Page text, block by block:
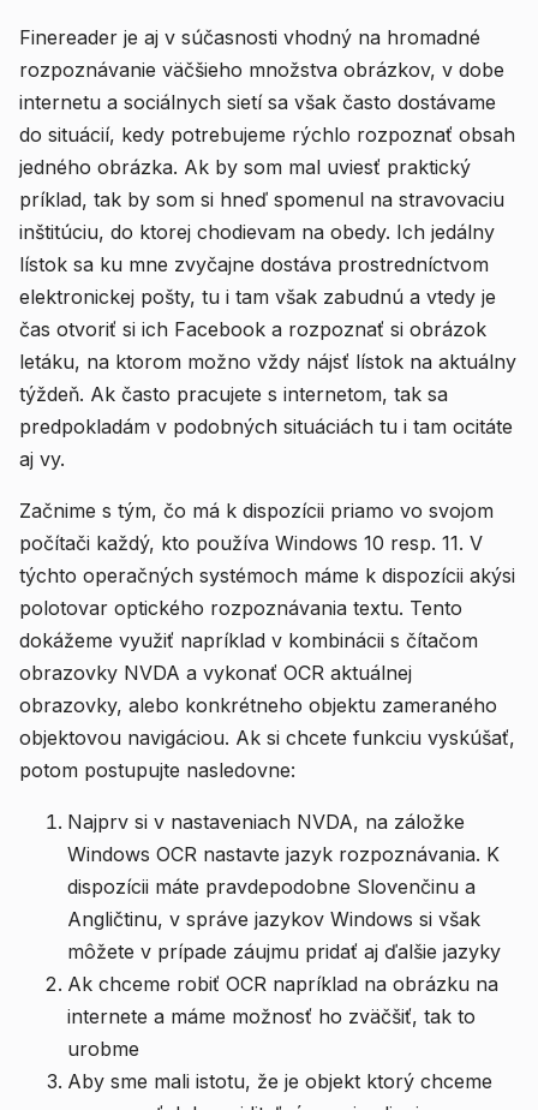
Finereader je aj v súčasnosti vhodný na hromadné
rozpoznávanie väčšieho množstva obrázkov, v dobe
internetu a sociálnych sietí sa však často dostávame
do situácií, kedy potrebujeme rýchlo rozpoznať obsah
jedného obrázka. Ak by som mal uviesť praktický
príklad, tak by som si hneď spomenul na stravovaciu
inštitúciu, do ktorej chodievam na obedy. Ich jedálny
lístok sa ku mne zvyčajne dostáva prostredníctvom
elektronickej pošty, tu i tam však zabudnú a vtedy je
čas otvoriť si ich Facebook a rozpoznať si obrázok
letáku, na ktorom možno vždy nájsť lístok na aktuálny
týždeň. Ak často pracujete s internetom, tak sa
predpokladám v podobných situáciách tu i tam ocitáte
aj vy.
Začnime s tým, čo má k dispozícii priamo vo svojom
počítači každý, kto používa Windows 10 resp. 11. V
týchto operačných systémoch máme k dispozícii akýsi
polotovar optického rozpoznávania textu. Tento
dokážeme využiť napríklad v kombinácii s čítačom
obrazovky NVDA a vykonať OCR aktuálnej
obrazovky, alebo konkrétneho objektu zameraného
objektovou navigáciou. Ak si chcete funkciu vyskúšať,
potom postupujte nasledovne:
Najprv si v nastaveniach NVDA, na záložke
Windows OCR nastavte jazyk rozpoznávania. K
dispozícii máte pravdepodobne Slovenčinu a
Angličtinu, v správe jazykov Windows si však
môžete v prípade záujmu pridať aj ďalšie jazyky
Ak chceme robiť OCR napríklad na obrázku na
internete a máme možnosť ho zväčšiť, tak to
urobme
Aby sme mali istotu, že je objekt ktorý chceme